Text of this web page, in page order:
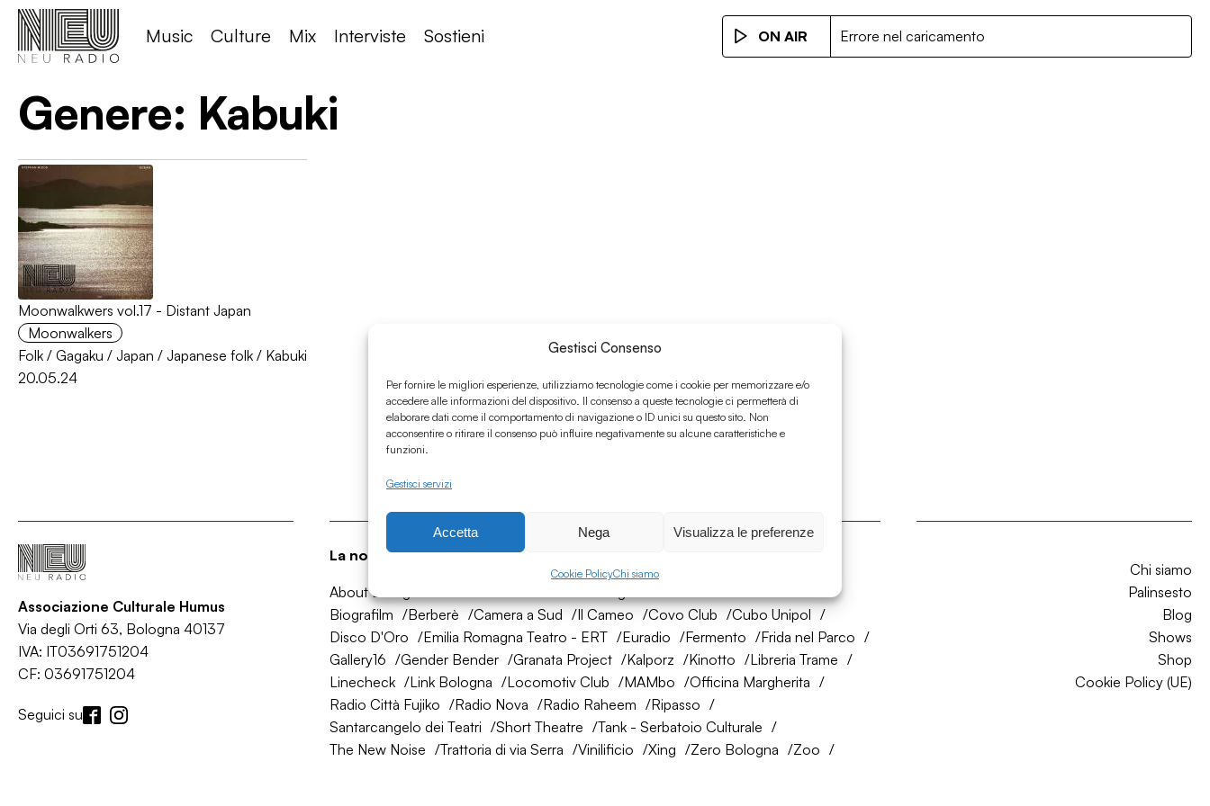
Gestisci Consenso
Per fornire le migliori esperienze, utilizziamo tecnologie come i cookie per memorizzare e/o
accedere alle informazioni del dispositivo. Il consenso a queste tecnologie ci permetterà di
elaborare dati come il comportamento di navigazione o ID unici su questo sito. Non
acconsentire o ritirare il consenso può influire negativamente su alcune caratteristiche e
funzioni.
Gestisci servizi
Accetta Nega Visualizza le preferenze
Cookie PolicyChi siamo
Music Culture Mix Interviste Sostieni ON AIR Errore nel caricamento
Genere: Kabuki
Moonwalkwers vol.17 - Distant Japan
Moonwalkers
Folk / Gagaku / Japan / Japanese folk / Kabuki
20.05.24
Associazione Culturale Humus
Via degli Orti 63, Bologna 40137
IVA: IT03691751204
CF: 03691751204
Seguici su
La nostra rete di amici
About Bologna
Biografilm
Berberè Camera a Sud Il Cameo Covo Club
Cubo Unipol
Disco D'Oro
Emilia Romagna Teatro - ERT Euradio Fermento
Frida nel Parco
Gallery16
Gender Bender Granata Project Kalporz Kinotto
Libreria Trame
Linecheck
Link Bologna Locomotiv Club MAMbo
Officina Margherita
Radio Città Fujiko
Radio Nova Radio Raheem
Ripasso
Santarcangelo dei Teatri
Short Theatre
Tank - Serbatoio Culturale
The New Noise
Trattoria di via Serra Vinilificio Xing Zero Bologna Zoo
Chi siamo
Palinsesto
Blog
Shows
Shop
Cookie Policy (UE)